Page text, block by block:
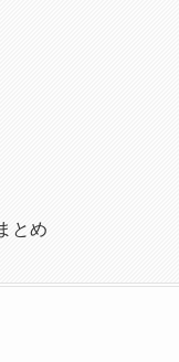
とめ